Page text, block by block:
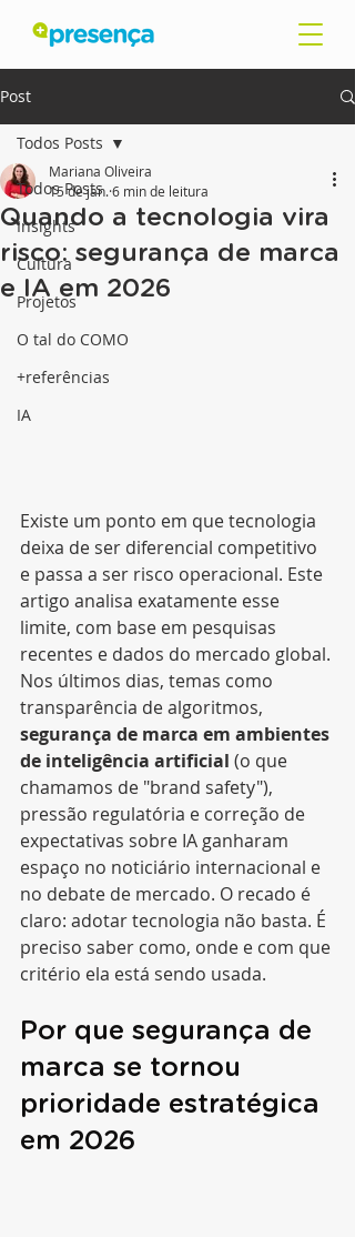
Post
Todos Posts
Insights
Cultura
Projetos
O tal do COMO
+referências
IA
Todos Posts
Quando a tecnologia vira
risco: segurança de marca
e IA em 2026
Mariana Oliveira
15 de jan.6 min de leitura
Existe um ponto em que tecnologia
deixa de ser diferencial competitivo
e passa a ser risco operacional. Este
artigo analisa exatamente esse
limite, com base em pesquisas
recentes e dados do mercado global.
Nos últimos dias, temas como
transparência de algoritmos,
segurança de marca em ambientes
de inteligência artificial (o que
chamamos de "brand safety"),
pressão regulatória e correção de
expectativas sobre IA ganharam
espaço no noticiário internacional e
no debate de mercado. O recado é
claro: adotar tecnologia não basta. É
preciso saber como, onde e com que
critério ela está sendo usada.
Por que segurança de
marca se tornou
prioridade estratégica
em 2026